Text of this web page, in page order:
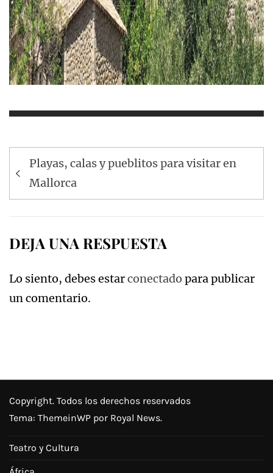
Navegación
de
entradas
Playas, calas y pueblitos para visitar en
Mallorca
DEJA UNA RESPUESTA
Lo siento, debes estarconectado para publicar
un comentario.
Copyright. Todos los derechos reservados
Tema: ThemeinWP por Royal News.
Teatro y Cultura